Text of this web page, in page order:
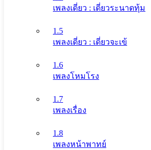
เพลงเดี่ยว : เดี่ยวระนาดทุ้ม
1.5
เพลงเดี่ยว : เดี่ยวจะเข้
1.6
เพลงโหมโรง
1.7
เพลงเรื่อง
1.8
เพลงหน้าพาทย์